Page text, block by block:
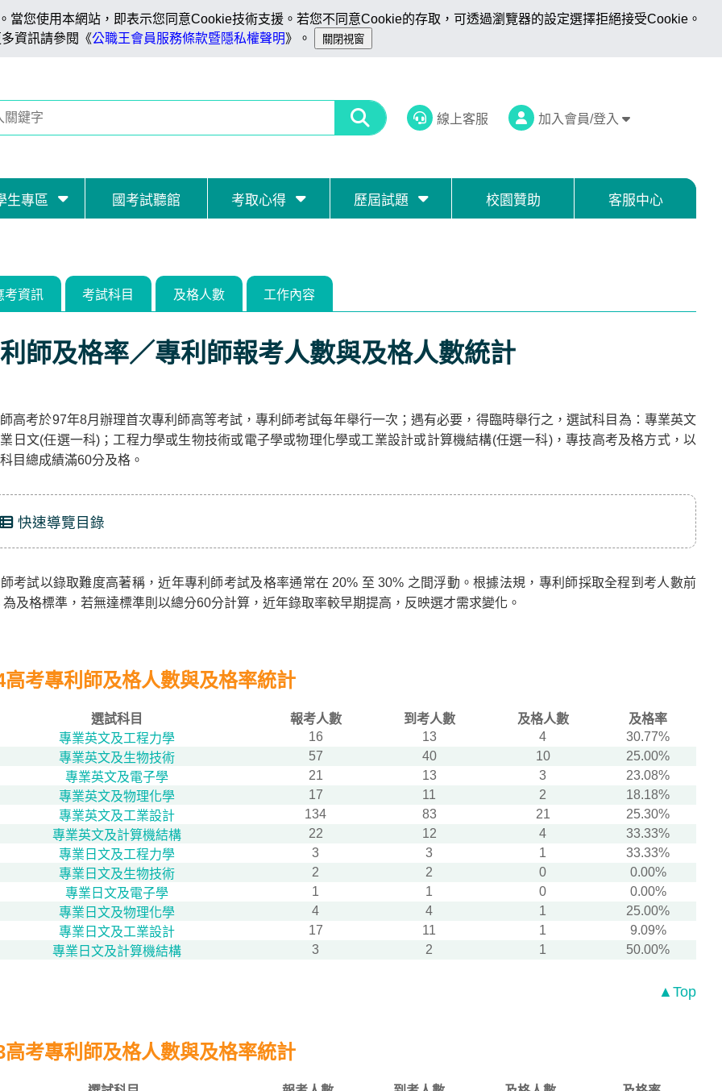
您使用本網站，即表示您同意Cookie技術支援。若您不同意Cookie的存取，可透過瀏覽器的設定選擇拒絕接受Cookie。
多資訊請參閱《公職王會員服務條款暨隱私權聲明》。
線上客服 加入會員/登入
生專區 國考試聽館 考取心得 歷屆試題 校園贊助 客服中心
考資訊 考試科目 及格人數 工作內容
師及格率／專利師報考人數與及格人數統計
高考於97年8月辦理首次專利師高等考試，專利師考試每年舉行一次；遇有必要，得臨時舉行之，選試科目為：專業英文
日文(任選一科)；工程力學或生物技術或電子學或物理化學或工業設計或計算機結構(任選一科)，專技高考及格方式，以
目總成績滿60分及格。
快速導覽目錄
考試以錄取難度高著稱，近年專利師考試及格率通常在 20% 至 30% 之間浮動。根據法規，專利師採取全程到考人數前
為及格標準，若無達標準則以總分60分計算，近年錄取率較早期提高，反映選才需求變化。
高考專利師及格人數與及格率統計
選試科目 報考人數 到考人數 及格人數
及格率
專業英文及工程力學
16 13 4
30.77%
專業英文及生物技術
57 40 10
25.00%
專業英文及電子學
21 13 3
23.08%
專業英文及物理化學
17 11 2
18.18%
專業英文及工業設計
134 83 21
25.30%
專業英文及計算機結構
22 12 4
33.33%
專業日文及工程力學
3 3 1
33.33%
專業日文及生物技術
2 2 0
0.00%
專業日文及電子學
1 1 0
0.00%
專業日文及物理化學
4 4 1
25.00%
專業日文及工業設計
17 11 1
9.09%
專業日文及計算機結構
3 2 1 50.00%
▲Top
高考專利師及格人數與及格率統計